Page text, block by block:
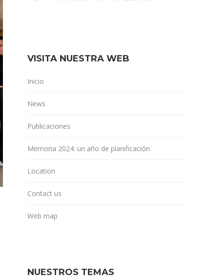
VISITA NUESTRA WEB
Inicio
News
Publicaciones
Memoria 2024: un año de planificación
Location
Contact us
Web map
NUESTROS TEMAS